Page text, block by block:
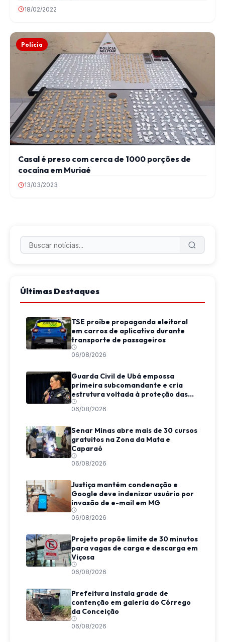
18/02/2022
Polícia
Casal é preso com cerca de 1000 porções de
cocaína em Muriaé
13/03/2023
Últimas Destaques
TSE proíbe propaganda eleitoral
em carros de aplicativo durante
transporte de passageiros
06/08/2026
Guarda Civil de Ubá empossa
primeira subcomandante e cria
estrutura voltada à proteção das
mulheres
06/08/2026
Senar Minas abre mais de 30 cursos
gratuitos na Zona da Mata e
Caparaó
06/08/2026
Justiça mantém condenação e
Google deve indenizar usuário por
invasão de e-mail em MG
06/08/2026
Projeto propõe limite de 30 minutos
para vagas de carga e descarga em
Viçosa
06/08/2026
Prefeitura instala grade de
contenção em galeria do Córrego
da Conceição
06/08/2026